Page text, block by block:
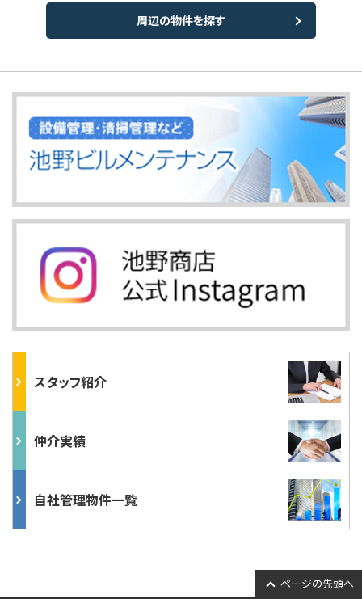
周辺の物件を探す
スタッフ紹介
仲介実績
自社管理物件一覧
ページの先頭へ